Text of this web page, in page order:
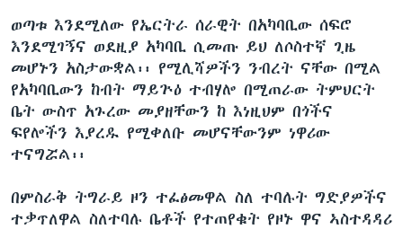
ወጣቱ እንደሚለው የኤርትራ ሰራዊት በአካባቢው ሰፍሮ
እንደሚገኝና ወደዚያ አካባቢ ሲመጡ ይህ ለሶስተኛ ጊዜ
መሆኑን አስታውቋል፡፡ የሚሊሻዎችን ንብረት ናቸው በሚል
የአካባቢውን ከብት ማይጕዕ ተብሃሎ በሚጠራው ትምህርት
ቤት ውስጥ አጉረው መያዘቸውን ከ እነዚህም በጎችና
ፍየሎችን እያረዱ የሚቀለቡ መሆናቸውንም ነዋሪው
ተናግሯል፡፡
በምስራቅ ትግራይ ዞን ተፈፅመዋል ስለ ተባሉት ግድያዎችና
ተቃጥለዋል ስለተባሉ ቤቶች የተጠየቁት የዞኑ ዋና ኣስተዳዳሪ